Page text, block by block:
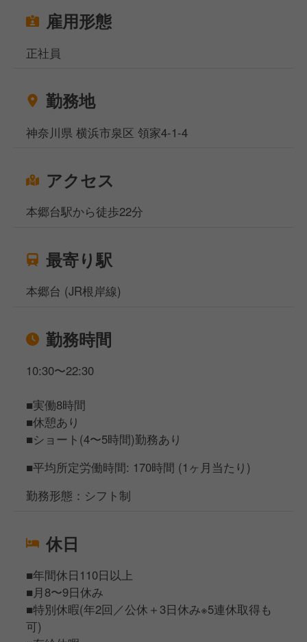
あなたの経験とやる気で、ひでかつをさらに成長させ
ていただける方をお待ちしています！
雇用形態
正社員
勤務地
神奈川県 横浜市泉区 領家4-1-4
アクセス
本郷台駅から徒歩22分
最寄り駅
本郷台 (JR根岸線)
勤務時間
10:30〜22:30
■実働8時間
■休憩あり
■ショート(4〜5時間)勤務あり
■平均所定労働時間: 170時間 (1ヶ月当たり)
勤務形態：シフト制
休日
■年間休日110日以上
■月8〜9日休み
■特別休暇(年2回／公休＋3日休み※5連休取得も
可)